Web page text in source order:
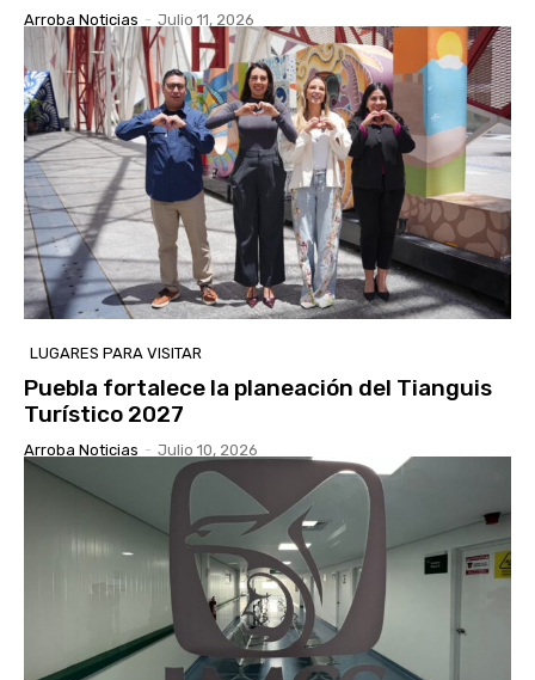
Arroba Noticias - Julio 11, 2026
LUGARES PARA VISITAR
Puebla fortalece la planeación del Tianguis
Turístico 2027
Arroba Noticias - Julio 10, 2026